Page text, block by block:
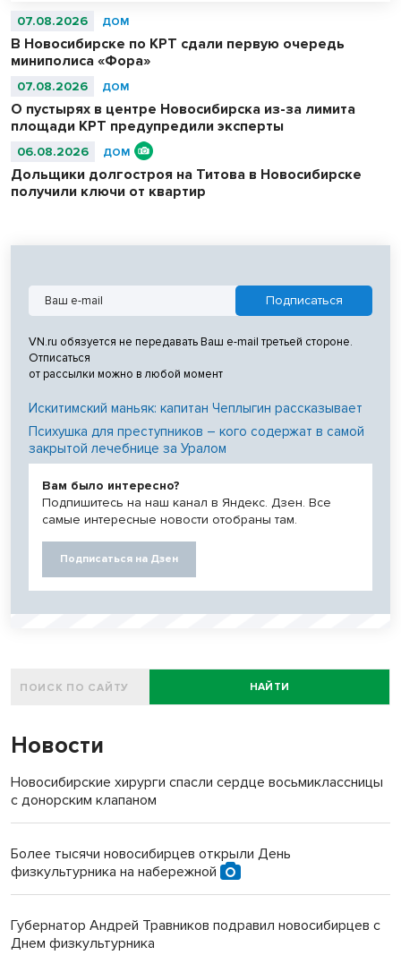
07.08.2026 ДОМ
В Новосибирске по КРТ сдали первую очередь
миниполиса «Фора»
07.08.2026 ДОМ
О пустырях в центре Новосибирска из-за лимита
площади КРТ предупредили эксперты
06.08.2026 ДОМ
Дольщики долгостроя на Титова в Новосибирске
получили ключи от квартир
VN.ru обязуется не передавать Ваш e-mail третьей стороне.
Отписаться
от рассылки можно в любой момент
Искитимский маньяк: капитан Чеплыгин рассказывает
Психушка для преступников – кого содержат в самой
закрытой лечебнице за Уралом
Вам было интересно?
Подпишитесь на наш канал в Яндекс. Дзен. Все
самые интересные новости отобраны там.
Подписаться на Дзен
НАЙТИ
Новости
Новосибирские хирурги спасли сердце восьмиклассницы
с донорским клапаном
Более тысячи новосибирцев открыли День
физкультурника на набережной
Губернатор Андрей Травников подравил новосибирцев с
Днем физкультурника